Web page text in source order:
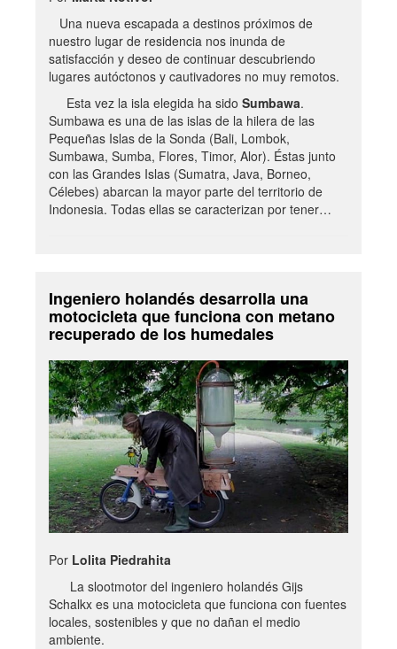
Una nueva escapada a destinos próximos de
nuestro lugar de residencia nos inunda de
satisfacción y deseo de continuar descubriendo
lugares autóctonos y cautivadores no muy remotos.
Esta vez la isla elegida ha sido Sumbawa.
Sumbawa es una de las islas de la hilera de las
Pequeñas Islas de la Sonda (Bali, Lombok,
Sumbawa, Sumba, Flores, Timor, Alor). Éstas junto
con las Grandes Islas (Sumatra, Java, Borneo,
Célebes) abarcan la mayor parte del territorio de
Indonesia. Todas ellas se caracterizan por tener…
Ingeniero holandés desarrolla una
motocicleta que funciona con metano
recuperado de los humedales
Por Lolita Piedrahita
La slootmotor del ingeniero holandés Gijs
Schalkx es una motocicleta que funciona con fuentes
locales, sostenibles y que no dañan el medio
ambiente.